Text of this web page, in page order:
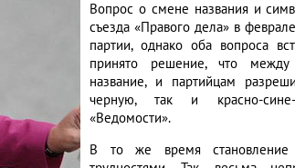
Вопрос о смене названия и
съезда «Правого дела» в
партии, однако оба вопроса
принято решение, что между
название, и партийцам
черную, так и красно-
«Ведомости».
В то же время становление